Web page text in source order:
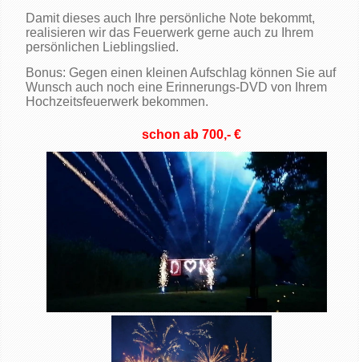
Damit dieses auch Ihre persönliche Note bekommt,
realisieren wir das Feuerwerk gerne auch zu Ihrem
persönlichen Lieblingslied.
Bonus: Gegen einen kleinen Aufschlag können Sie auf
Wunsch auch noch eine Erinnerungs-DVD von Ihrem
Hochzeitsfeuerwerk bekommen.
schon ab 700,- €